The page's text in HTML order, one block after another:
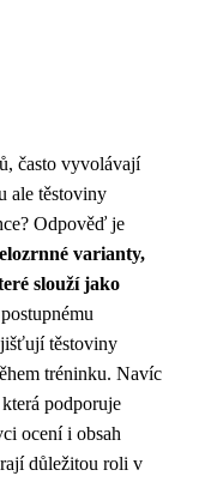
často vyvolávají
ale těstoviny
Odpověď je
varianty,
slouží jako
těstoviny
tréninku. Navíc
která podporuje
ocení i obsah
důležitou roli v